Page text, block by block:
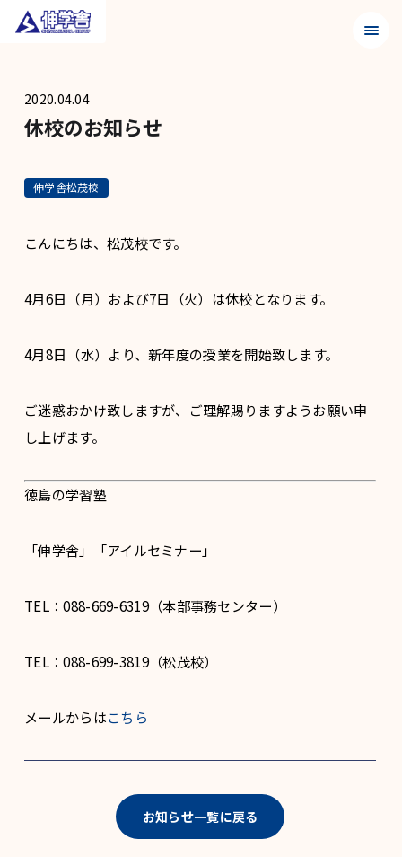
メニ
2020.04.04
休校のお知らせ
伸学舎松茂校
こんにちは、松茂校です。
4月6日（月）および7日（火）は休校となります。
4月8日（水）より、新年度の授業を開始致します。
ご迷惑おかけ致しますが、ご理解賜りますようお願い申
し上げます。
徳島の学習塾
「伸学舎」「アイルセミナー」
TEL：088-669-6319（本部事務センター）
TEL：088-699-3819（松茂校）
メールからはこちら
お知らせ一覧に戻る